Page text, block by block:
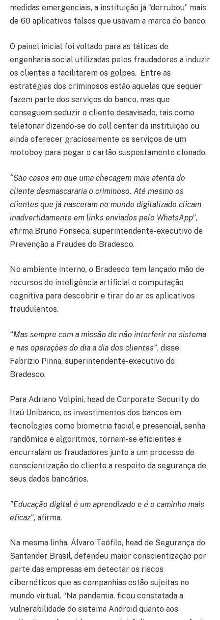
medidas emergenciais, a instituição já “derrubou” mais
de 60 aplicativos falsos que usavam a marca do banco.
O painel inicial foi voltado para as táticas de
engenharia social utilizadas pelos fraudadores a induzir
os clientes a facilitarem os golpes. Entre as
estratégias dos criminosos estão aquelas que sequer
fazem parte dos serviços do banco, mas que
conseguem seduzir o cliente desavisado, tais como
telefonar dizendo-se do call center da instituição ou
ainda oferecer graciosamente os serviços de um
motoboy para pegar o cartão suspostamente clonado.
“São casos em que uma checagem mais atenta do
cliente desmascararia o criminoso. Até mesmo os
clientes que já nasceram no mundo digitalizado clicam
inadvertidamente em links enviados pelo WhatsApp”,
afirma Bruno Fonseca, superintendente-executivo de
Prevenção a Fraudes do Bradesco.
No ambiente interno, o Bradesco tem lançado mão de
recursos de inteligência artificial e computação
cognitiva para descobrir e tirar do ar os aplicativos
fraudulentos.
“Mas sempre com a missão de não interferir no sistema
e nas operações do dia a dia dos clientes”, disse
Fabrizio Pinna, superintendente-executivo do
Bradesco.
Para Adriano Volpini, head de Corporate Security do
Itaú Unibanco, os investimentos dos bancos em
tecnologias como biometria facial e presencial, senha
randômica e algoritmos, tornam-se eficientes e
encurralam os fraudadores junto a um processo de
conscientização do cliente a respeito da segurança de
seus dados bancários.
”Educação digital é um aprendizado e é o caminho mais
eficaz”, afirma.
Na mesma linha, Álvaro Teófilo, head de Segurança do
Santander Brasil, defendeu maior conscientização por
parte das empresas em detectar os riscos
cibernéticos que as companhias estão sujeitas no
mundo virtual. “Na pandemia, ficou constatada a
vulnerabilidade do sistema Android quanto aos